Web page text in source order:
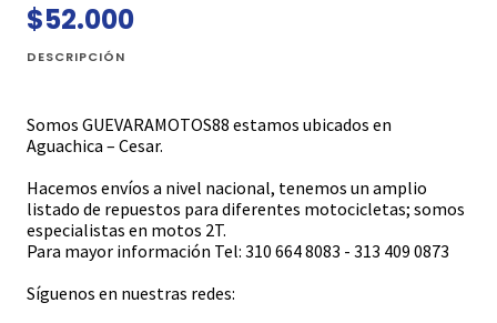
$52.000
DESCRIPCIÓN
Somos GUEVARAMOTOS88 estamos ubicados en
Aguachica – Cesar.
Hacemos envíos a nivel nacional, tenemos un amplio
listado de repuestos para diferentes motocicletas; somos
especialistas en motos 2T.
Para mayor información Tel: 310 664 8083 - 313 409 0873
Síguenos en nuestras redes: